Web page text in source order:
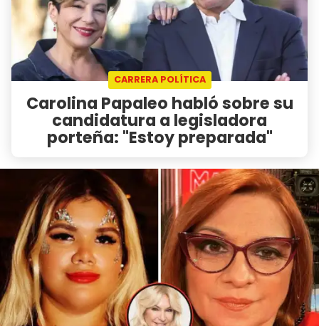
CARRERA POLÍTICA
Carolina Papaleo habló sobre su
candidatura a legisladora
porteña: "Estoy preparada"